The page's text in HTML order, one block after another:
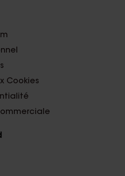
Cookies